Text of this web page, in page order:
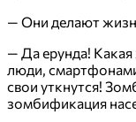
— Они делают
— Да ерунда!
люди,
свои уткнутся!
зомбификация